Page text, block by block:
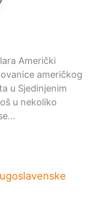
Američki
američkog
u Sjedinjenim
u nekoliko